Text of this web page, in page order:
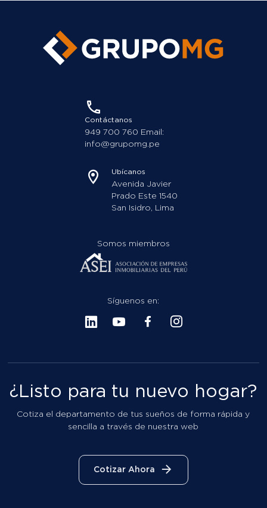
Contáctanos
949 700 760 Email:
info@grupomg.pe
Ubícanos
Avenida Javier
Prado Este 1540
San Isidro, Lima
Somos miembros
Síguenos en:
¿Listo para tu nuevo hogar?
Cotiza el departamento de tus sueños de forma rápida y
sencilla a través de nuestra web
Cotizar Ahora